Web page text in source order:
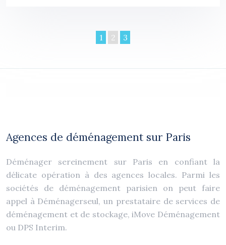
1 2 3
Agences de déménagement sur Paris
Déménager sereinement sur Paris en confiant la
délicate opération à des agences locales. Parmi les
sociétés de déménagement parisien on peut faire
appel à Déménagerseul, un prestataire de services de
déménagement et de stockage, iMove Déménagement
ou DPS Interim.